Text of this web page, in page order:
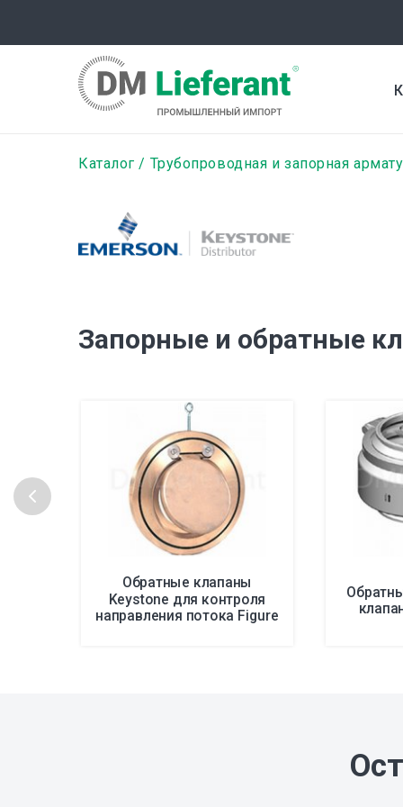
содержанию
Строка
навигации
Каталог Трубопроводная и запорная
Запорные и обратные
Обратные клапаны
Keystone для контроля
направления потока Figure